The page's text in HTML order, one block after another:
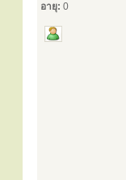
อายุ: 0